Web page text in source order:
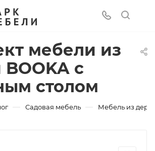
мебели из
с
столом
— Садовая мебель — Мебель из